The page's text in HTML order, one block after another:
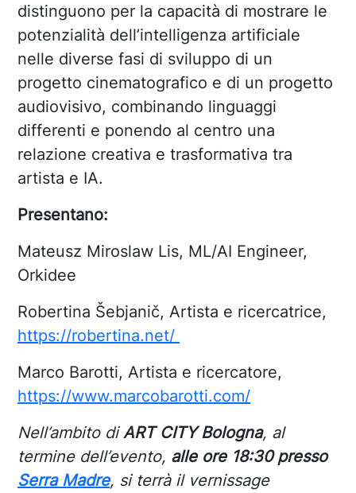
distinguono per la capacità di mostrare le
potenzialità dell’intelligenza artificiale
nelle diverse fasi di sviluppo di un
progetto cinematografico e di un progetto
audiovisivo, combinando linguaggi
differenti e ponendo al centro una
relazione creativa e trasformativa tra
artista e IA.
Presentano:
Mateusz Miroslaw Lis, ML/AI Engineer,
Orkidee
Robertina Šebjanič, Artista e ricercatrice,
https://robertina.net/
Marco Barotti, Artista e ricercatore,
https://www.marcobarotti.com/
Nell’ambito diART CITY Bologna, al
termine dell’evento, alle ore 18:30 presso
Serra Madre, si terrà il vernissage